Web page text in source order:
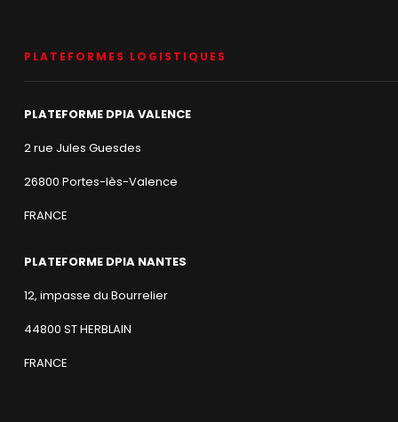
PLATEFORMES LOGISTIQUES
PLATEFORME DPIA VALENCE
2 rue Jules Guesdes
26800 Portes-lès-Valence
FRANCE
PLATEFORME DPIA NANTES
12, impasse du Bourrelier
44800 ST HERBLAIN
FRANCE